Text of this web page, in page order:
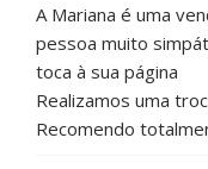
A Mariana é uma
pessoa muito
toca à sua página
Realizamos uma
Recomendo